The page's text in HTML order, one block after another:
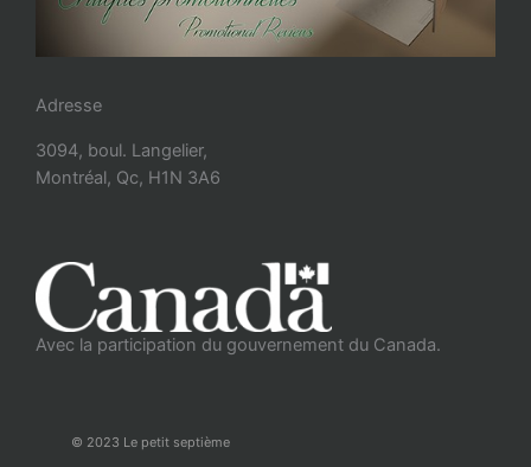
Adresse
3094, boul. Langelier,
Montréal, Qc, H1N 3A6
Avec la participation du gouvernement du Canada.
© 2023 Le petit septième